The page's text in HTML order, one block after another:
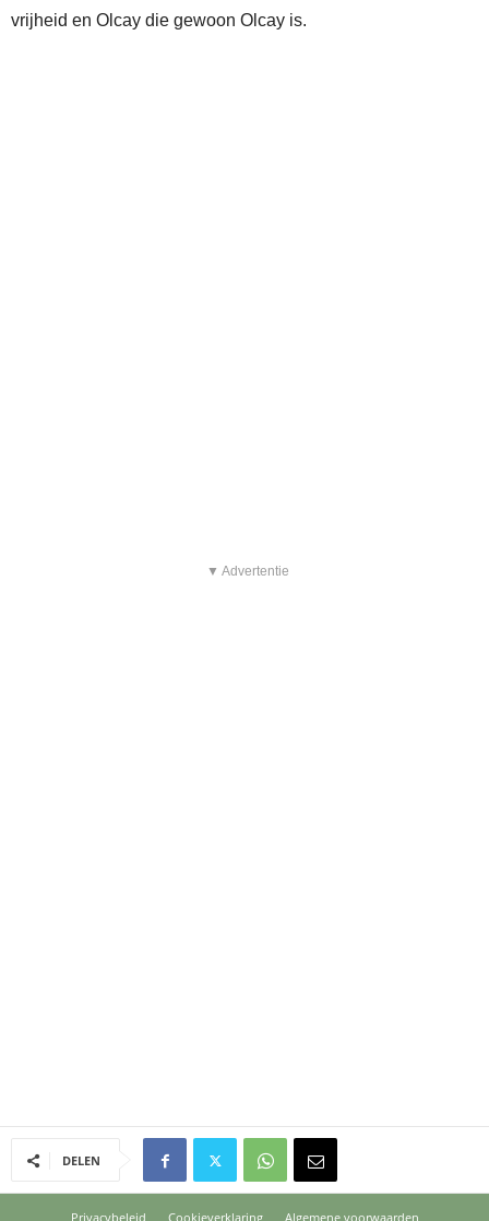
vrijheid en Olcay die gewoon Olcay is.
▼ Advertentie
DELEN
Privacybeleid Cookieverklaring Algemene voorwaarden